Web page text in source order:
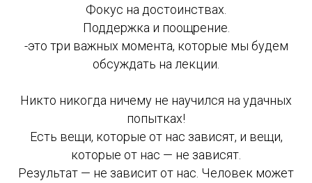
Фокус на достоинствах.
Поддержка и поощрение.
-это три важных момента, которые мы будем
обсуждать на лекции.
Никто никогда ничему не научился на удачных
попытках!
Есть вещи, которые от нас зависят, и вещи,
которые от нас — не зависят.
Результат — не зависит от нас. Человек может